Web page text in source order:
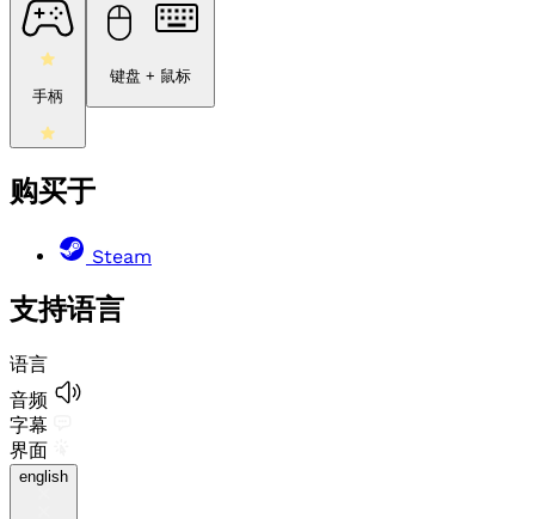
手柄
键盘 + 鼠标
购买于
Steam
支持语言
语言
音频
字幕
界面
english